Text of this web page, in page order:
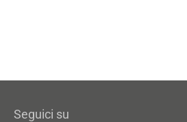
Seguici su